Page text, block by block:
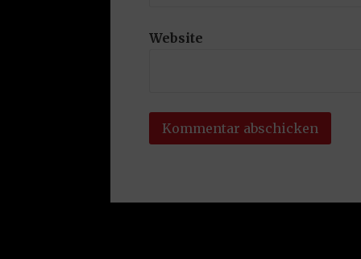
Website